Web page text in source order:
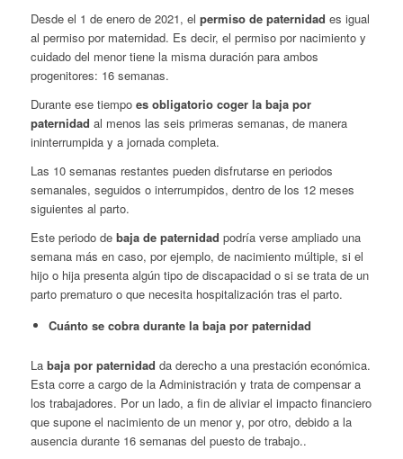
Desde el 1 de enero de 2021, el permiso de paternidad es igual
al permiso por maternidad. Es decir, el permiso por nacimiento y
cuidado del menor tiene la misma duración para ambos
progenitores: 16 semanas.
Durante ese tiempo es obligatorio coger la baja por
paternidad al menos las seis primeras semanas, de manera
ininterrumpida y a jornada completa.
Las 10 semanas restantes pueden disfrutarse en periodos
semanales, seguidos o interrumpidos, dentro de los 12 meses
siguientes al parto.
Este periodo de baja de paternidad podría verse ampliado una
semana más en caso, por ejemplo, de nacimiento múltiple, si el
hijo o hija presenta algún tipo de discapacidad o si se trata de un
parto prematuro o que necesita hospitalización tras el parto.
Cuánto se cobra durante la baja por paternidad
La baja por paternidad da derecho a una prestación económica.
Esta corre a cargo de la Administración y trata de compensar a
los trabajadores. Por un lado, a fin de aliviar el impacto financiero
que supone el nacimiento de un menor y, por otro, debido a la
ausencia durante 16 semanas del puesto de trabajo..